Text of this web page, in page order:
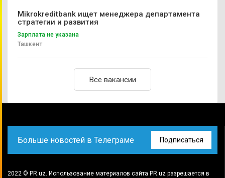
Mikrokreditbank ищет менеджера департамента
стратегии и развития
Зарплата не указана
Ташкент
Все вакансии
Больше новостей в Телеграме Подписаться
2022 © PR.uz. Использование материалов сайта PR.uz разрешается в